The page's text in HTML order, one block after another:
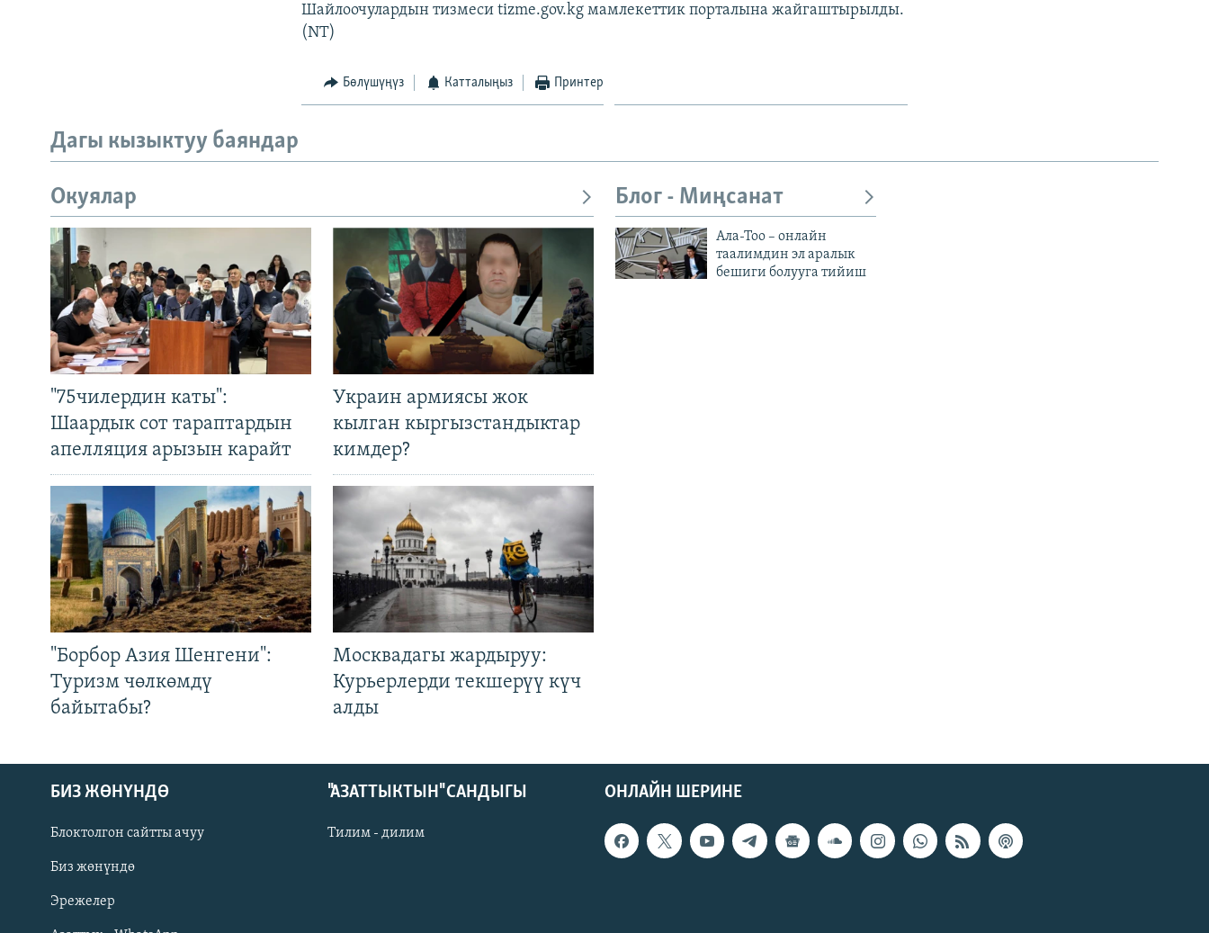
Русский
Шайлоочулардын тизмеси tizme.gov.kg мамлекеттик порталына жайгаштырылды.
(NT)
Бөлүшүңүз Катталыңыз Принтер
Дагы кызыктуу баяндар
Окуялар
"75чилердин каты":
Шаардык сот тараптардын
апелляция арызын карайт
Украин армиясы жок
кылган кыргызстандыктар
кимдер?
"Борбор Азия Шенгени":
Туризм чөлкөмдү
байытабы?
Москвадагы жардыруу:
Курьерлерди текшерүү күч
алды
Блог - Миңсанат
Ала-Тоо – онлайн
таалимдин эл аралык
бешиги болууга тийиш
ОНЛАЙН ШЕРИНЕ
БИЗ ЖӨНҮНДӨ
Блоктолгон сайтты ачуу
Биз жөнүндө
Эрежелер
"АЗАТТЫКТЫН" САНДЫГЫ
Тилим - дилим